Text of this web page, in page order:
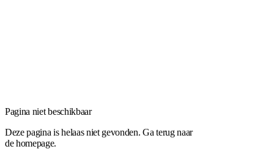
Pagina niet beschikbaar
Deze pagina is helaas niet gevonden. Ga terug naar
de homepage.